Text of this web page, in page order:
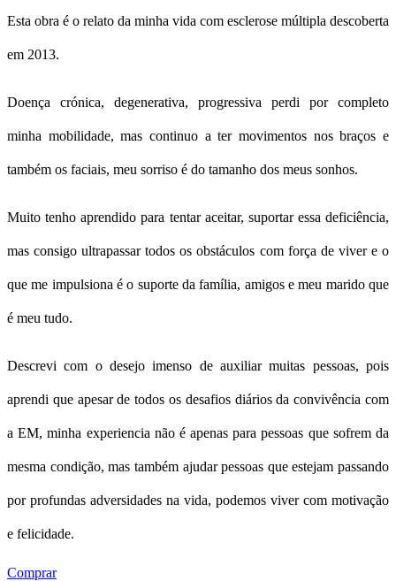
Esta obra é o relato da minha vida com esclerose múltipla descoberta
em 2013.
Doença crónica, degenerativa, progressiva perdi por completo
minha mobilidade, mas continuo a ter movimentos nos braços e
também os faciais, meu sorriso é do tamanho dos meus sonhos.
Muito tenho aprendido para tentar aceitar, suportar essa deficiência,
mas consigo ultrapassar todos os obstáculos com força de viver e o
que me impulsiona é o suporte da família, amigos e meu marido que
é meu tudo.
Descrevi com o desejo imenso de auxiliar muitas pessoas, pois
aprendi que apesar de todos os desafios diários da convivência com
a EM, minha experiencia não é apenas para pessoas que sofrem da
mesma condição, mas também ajudar pessoas que estejam passando
por profundas adversidades na vida, podemos viver com motivação
e felicidade.
Comprar